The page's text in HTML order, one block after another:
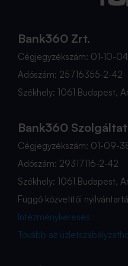
Bank360 Zrt.
Cégjegyzékszám: 01-10-
Adószám: 25716355-2-42
Székhely: 1061 Budapest,
Bank360
Cégjegyzékszám: 01-09-
Adószám: 29317116-2-42
Székhely: 1061 Budapest,
Függő közvetítői
Intézménykeresés
Tovább az